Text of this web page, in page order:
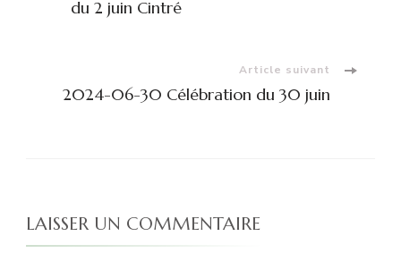
d'article
du 2 juin Cintré
Article suivant
2024-06-30 Célébration du 30 juin
LAISSER UN COMMENTAIRE